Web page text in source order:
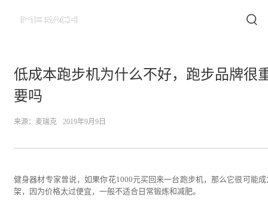
低成本跑步机为什么不好，跑步品牌很
要吗
来源： 麦瑞克 2019年9月9日
健身器材专家曾说，如果你花1000元买回来一台跑步机，那么它很可能成
架，因为价格太过便宜，一般不适合日常锻炼和减肥。